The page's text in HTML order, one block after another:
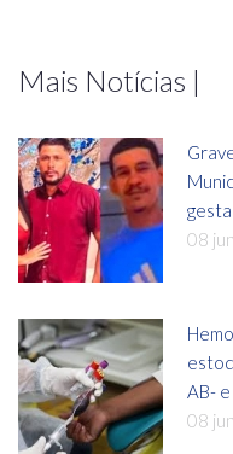
Mais Notícias |
08
AB-
08